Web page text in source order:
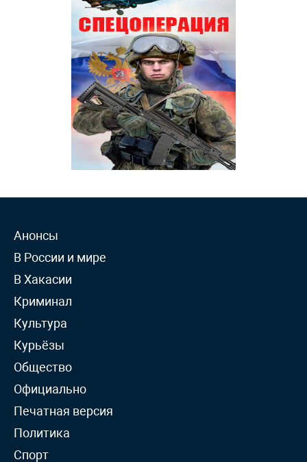
Анонсы
В России и мире
В Хакасии
Криминал
Культура
Курьёзы
Общество
Официально
Печатная версия
Политика
Спорт